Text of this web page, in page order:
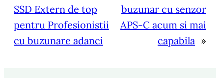
SSD Extern de top
pentru Profesionistii
cu buzunare adanci
buzunar cu senzor
APS-C acum si mai
capabila »